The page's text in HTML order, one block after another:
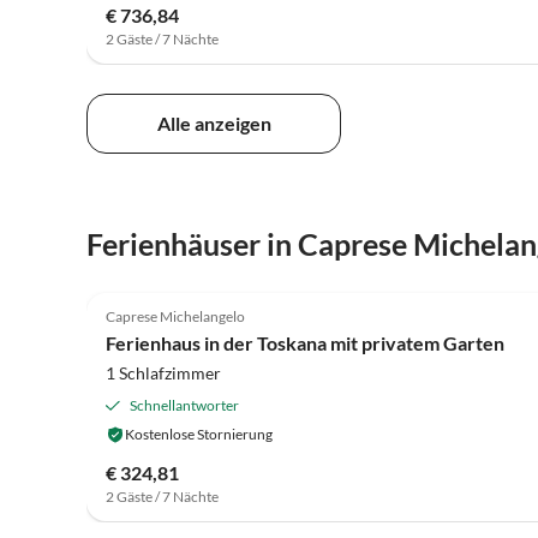
€ 736,84
2 Gäste / 7 Nächte
Alle anzeigen
Ferienhäuser in Caprese
Caprese Michelangelo
Ferienhaus in der Toskana mit privatem Garten
1 Schlafzimmer
Schnellantworter
Kostenlose Stornierung
€ 324,81
2 Gäste / 7 Nächte